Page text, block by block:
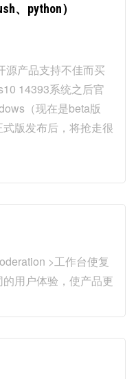
、python）
源产品支持不佳而买
14393系统之后官
（现在是beta版
版发布后，将抢走很
>工作台使复
用户体验，使产品更